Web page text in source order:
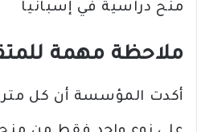
منح دراسية في إسبانيا
ملاحظة مهمة
أكدت المؤسسة أن كل